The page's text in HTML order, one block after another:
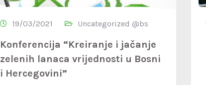
19/03/2021 Uncategorized @bs
Konferencija “Kreiranje i jačanje
zelenih lanaca vrijednosti u Bosni
i Hercegovini”